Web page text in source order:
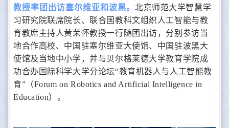
教授率团出访塞尔维亚和波黑。 北京师范大学智慧学
习研究院联席院长、联合国教科文组织人工智能与教
育教席主持人黄荣怀教授一行随团出访，分别参访当
地合作高校、中国驻塞尔维亚大使馆、中国驻波黑大
使馆及当地中小学，并与贝尔格莱德大学教育学院成
功合办国际科学大学分论坛“教育机器人与人工智能教
育”（Forum on Robotics and Artificial Intelligence in
Education）。